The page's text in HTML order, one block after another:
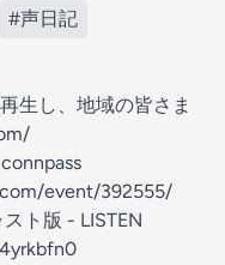
#声日記
生し、地域の皆さま
event/392555/
ト版 - LISTEN